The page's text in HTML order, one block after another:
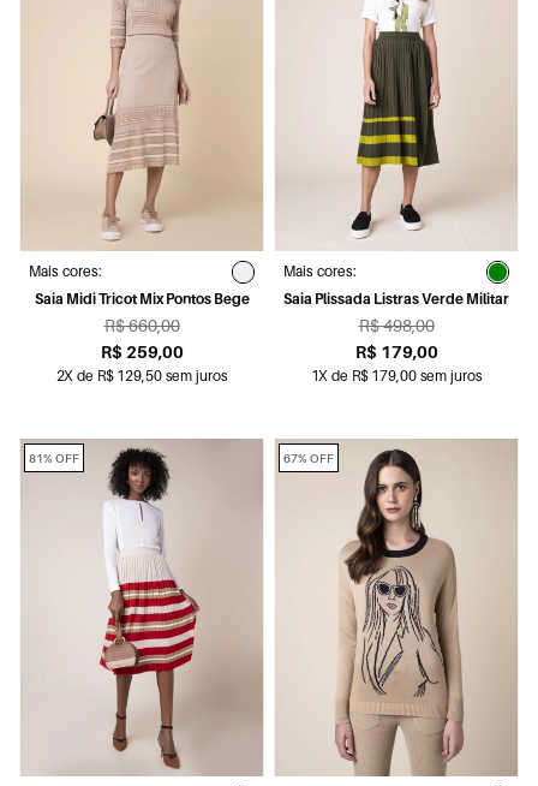
Mais cores:
Saia Midi Tricot Mix Pontos Bege
R$ 660,00
R$ 259,00
2X de R$ 129,50 sem juros
Mais cores:
Saia Plissada Listras Verde Militar
R$ 498,00
R$ 179,00
1X de R$ 179,00 sem juros
81% OFF 67% OFF